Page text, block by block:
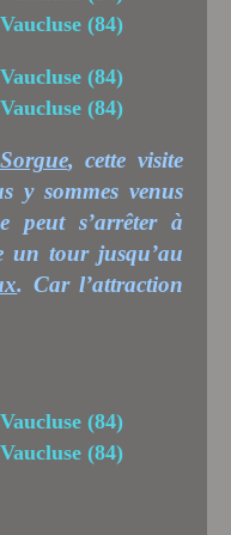
, cette visite
y sommes venus
peut s’arrêter à
un tour jusqu’au
. Car l’attraction